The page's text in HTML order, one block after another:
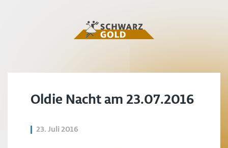
Oldie Nacht am 23.07.2016
23. Juli 2016